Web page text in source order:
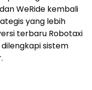
WeRide kembali
yang lebih
terbaru Robotaxi
sistem